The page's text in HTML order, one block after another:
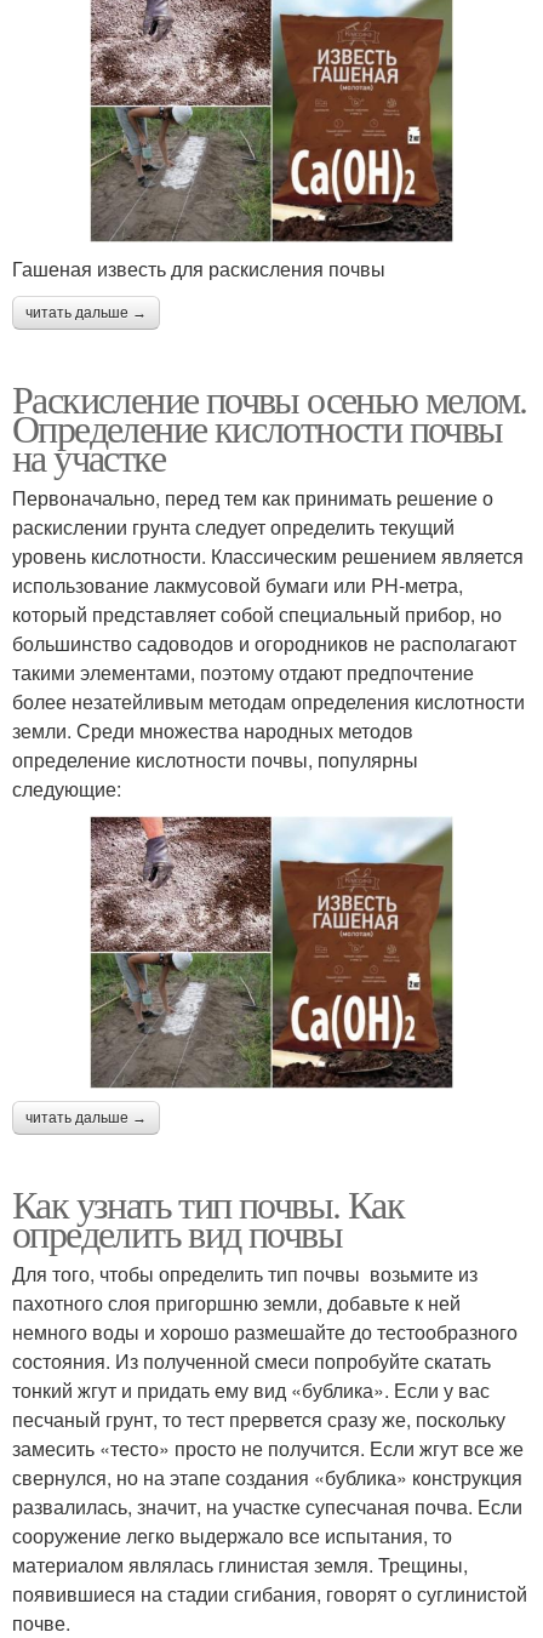
Гашеная известь для раскисления почвы
читать дальше →
Раскисление почвы осенью мелом.
Определение кислотности почвы
на участке
Первоначально, перед тем как принимать решение о
раскислении грунта следует определить текущий
уровень кислотности. Классическим решением является
использование лакмусовой бумаги или PH-метра,
который представляет собой специальный прибор, но
большинство садоводов и огородников не располагают
такими элементами, поэтому отдают предпочтение
более незатейливым методам определения кислотности
земли. Среди множества народных методов
определение кислотности почвы, популярны
следующие:
читать дальше →
Как узнать тип почвы. Как
определить вид почвы
Для того, чтобы определить тип почвы возьмите из
пахотного слоя пригоршню земли, добавьте к ней
немного воды и хорошо размешайте до тестообразного
состояния. Из полученной смеси попробуйте скатать
тонкий жгут и придать ему вид «бублика». Если у вас
песчаный грунт, то тест прервется сразу же, поскольку
замесить «тесто» просто не получится. Если жгут все же
свернулся, но на этапе создания «бублика» конструкция
развалилась, значит, на участке супесчаная почва. Если
сооружение легко выдержало все испытания, то
материалом являлась глинистая земля. Трещины,
появившиеся на стадии сгибания, говорят о суглинистой
почве.